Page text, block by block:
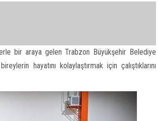
bir araya gelen Trabzon Büyükşehir Belediye
hayatını kolaylaştırmak için çalıştıklarını